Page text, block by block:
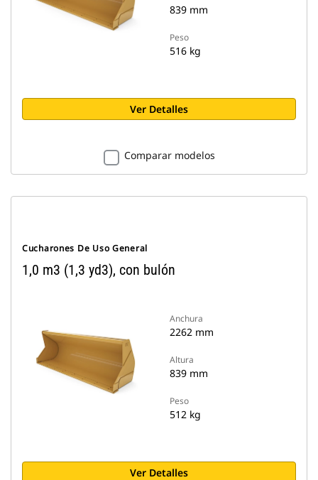
839 mm
Peso
516 kg
Ver Detalles
Comparar modelos
Cucharones De Uso General
1,0 m3 (1,3 yd3), con bulón
Anchura
2262 mm
Altura
839 mm
Peso
512 kg
Ver Detalles